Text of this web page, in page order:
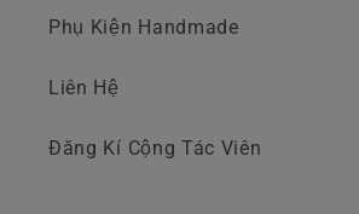
Phụ Kiện Handmade
Liên Hệ
Đăng Kí Cộng Tác Viên